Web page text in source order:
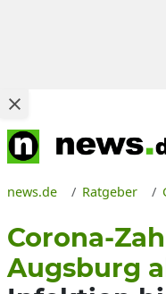
news.de Ratgeber
Corona-
Augsburg